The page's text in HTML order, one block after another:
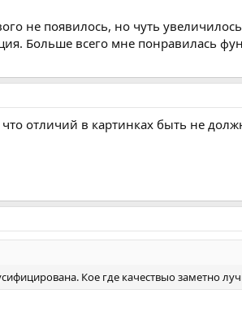
не появилось, но чуть
Больше всего мне понравилась
что отличий в картинках быть не
Кое где качествыо заметно